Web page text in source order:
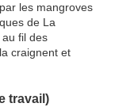
les mangroves
de La
fil des
craignent et
travail)